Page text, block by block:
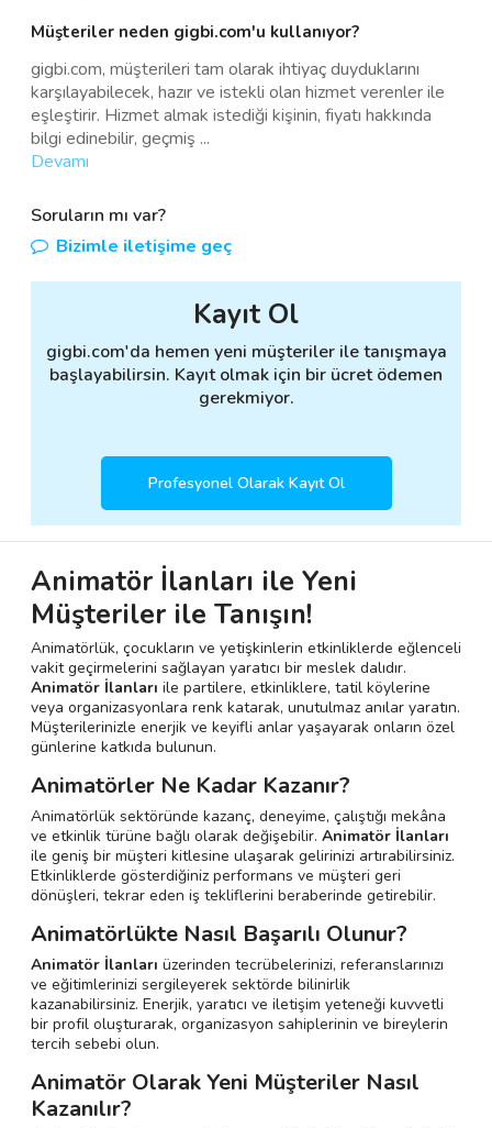
Müşteriler neden gigbi.com'u kullanıyor?
gigbi.com, müşterileri tam olarak ihtiyaç duyduklarını
karşılayabilecek, hazır ve istekli olan hizmet verenler ile
eşleştirir. Hizmet almak istediği kişinin, fiyatı hakkında
bilgi edinebilir, geçmiş ...
Devamı
Soruların mı var?
Bizimle iletişime geç
Kayıt Ol
gigbi.com'da hemen yeni müşteriler ile tanışmaya
başlayabilirsin. Kayıt olmak için bir ücret ödemen
gerekmiyor.
Profesyonel Olarak Kayıt Ol
Animatör İlanları ile Yeni
Müşteriler ile Tanışın!
Animatörlük, çocukların ve yetişkinlerin etkinliklerde eğlenceli
vakit geçirmelerini sağlayan yaratıcı bir meslek dalıdır.
Animatör İlanları ile partilere, etkinliklere, tatil köylerine
veya organizasyonlara renk katarak, unutulmaz anılar yaratın.
Müşterilerinizle enerjik ve keyifli anlar yaşayarak onların özel
günlerine katkıda bulunun.
Animatörler Ne Kadar Kazanır?
Animatörlük sektöründe kazanç, deneyime, çalıştığı mekâna
ve etkinlik türüne bağlı olarak değişebilir. Animatör İlanları
ile geniş bir müşteri kitlesine ulaşarak gelirinizi artırabilirsiniz.
Etkinliklerde gösterdiğiniz performans ve müşteri geri
dönüşleri, tekrar eden iş tekliflerini beraberinde getirebilir.
Animatörlükte Nasıl Başarılı Olunur?
Animatör İlanları üzerinden tecrübelerinizi, referanslarınızı
ve eğitimlerinizi sergileyerek sektörde bilinirlik
kazanabilirsiniz. Enerjik, yaratıcı ve iletişim yeteneği kuvvetli
bir profil oluşturarak, organizasyon sahiplerinin ve bireylerin
tercih sebebi olun.
Animatör Olarak Yeni Müşteriler Nasıl
Kazanılır?